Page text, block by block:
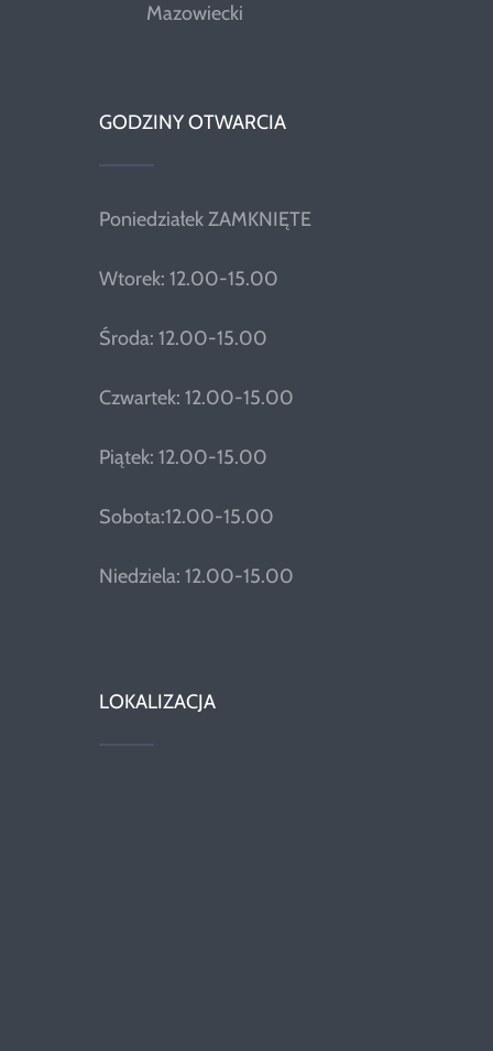
Mazowiecki
GODZINY OTWARCIA
Poniedziałek ZAMKNIĘTE
Wtorek: 12.00-15.00
Środa: 12.00-15.00
Czwartek: 12.00-15.00
Piątek: 12.00-15.00
Sobota:12.00-15.00
Niedziela: 12.00-15.00
LOKALIZACJA